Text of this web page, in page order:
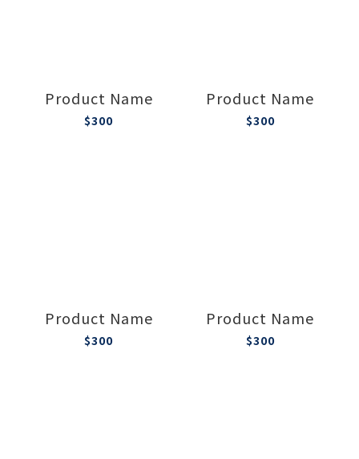
Product Name
$300
Product Name
$300
Product Name
$300
Product Name
$300